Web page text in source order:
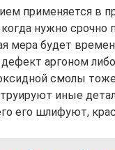
применяется в
нужно срочно
мера будет
аргоном
смолы
иные
его шлифуют,